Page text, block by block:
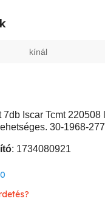
kínál
7db Iscar Tcmt
30-1968-277
: 1734080921
0